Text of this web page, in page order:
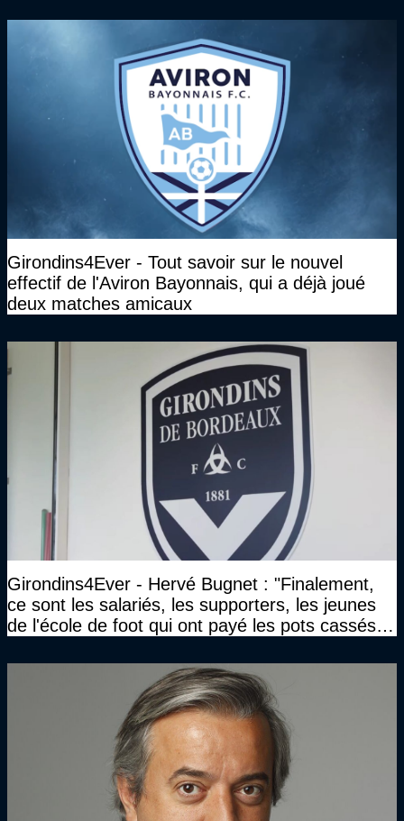
Girondins4Ever - Tout savoir sur le nouvel
effectif de l'Aviron Bayonnais, qui a déjà joué
deux matches amicaux
Girondins4Ever - Hervé Bugnet : "Finalement,
ce sont les salariés, les supporters, les jeunes
de l'école de foot qui ont payé les pots cassés